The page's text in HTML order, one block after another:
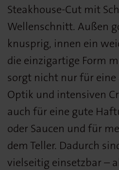
Steakhouse-Cut mit
Wellenschnitt. Außen
knusprig, innen ein
die einzigartige Form
sorgt nicht nur für
Optik und intensiven
auch für eine gute
oder Saucen und für
dem Teller. Dadurch
vielseitig einsetzbar –